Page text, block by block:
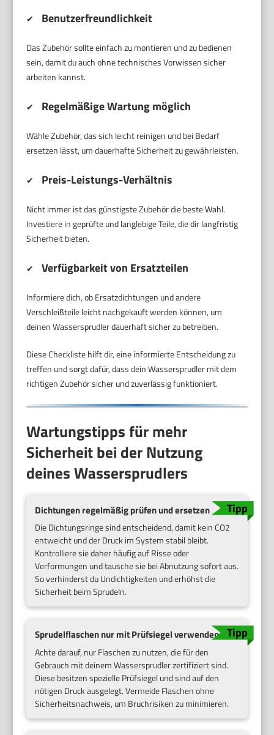
✔ Benutzerfreundlichkeit
Das Zubehör sollte einfach zu montieren und zu bedienen
sein, damit du auch ohne technisches Vorwissen sicher
arbeiten kannst.
✔ Regelmäßige Wartung möglich
Wähle Zubehör, das sich leicht reinigen und bei Bedarf
ersetzen lässt, um dauerhafte Sicherheit zu gewährleisten.
✔ Preis-Leistungs-Verhältnis
Nicht immer ist das günstigste Zubehör die beste Wahl.
Investiere in geprüfte und langlebige Teile, die dir langfristig
Sicherheit bieten.
✔ Verfügbarkeit von Ersatzteilen
Informiere dich, ob Ersatzdichtungen und andere
Verschleißteile leicht nachgekauft werden können, um
deinen Wassersprudler dauerhaft sicher zu betreiben.
Diese Checkliste hilft dir, eine informierte Entscheidung zu
treffen und sorgt dafür, dass dein Wassersprudler mit dem
richtigen Zubehör sicher und zuverlässig funktioniert.
Wartungstipps für mehr
Sicherheit bei der Nutzung
deines Wassersprudlers
Dichtungen regelmäßig prüfen und ersetzen
Die Dichtungsringe sind entscheidend, damit kein CO2
entweicht und der Druck im System stabil bleibt.
Kontrolliere sie daher häufig auf Risse oder
Verformungen und tausche sie bei Abnutzung sofort aus.
So verhinderst du Undichtigkeiten und erhöhst die
Sicherheit beim Sprudeln.
Sprudelflaschen nur mit Prüfsiegel verwenden
Achte darauf, nur Flaschen zu nutzen, die für den
Gebrauch mit deinem Wassersprudler zertifiziert sind.
Diese besitzen spezielle Prüfsiegel und sind auf den
nötigen Druck ausgelegt. Vermeide Flaschen ohne
Sicherheitsnachweis, um Bruchrisiken zu minimieren.